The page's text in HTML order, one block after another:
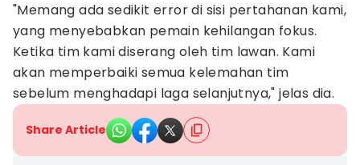
"Memang ada sedikit error di sisi pertahanan kami,
yang menyebabkan pemain kehilangan fokus.
Ketika tim kami diserang oleh tim lawan. Kami
akan memperbaiki semua kelemahan tim
sebelum menghadapi laga selanjutnya," jelas dia.
Share Article